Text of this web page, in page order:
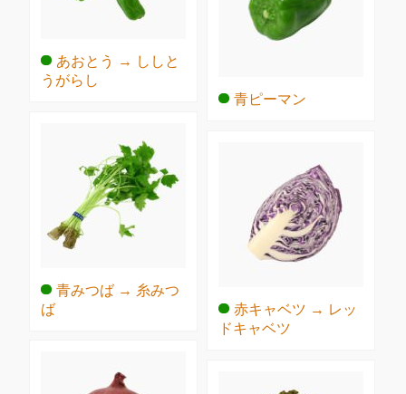
あおとう → ししと
うがらし
青ピーマン
青みつば → 糸みつ
ば
赤キャベツ → レッ
ドキャベツ